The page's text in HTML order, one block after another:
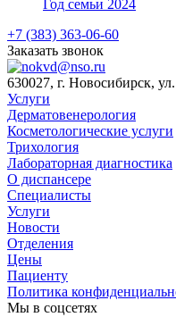
Год семьи 2024
+7 (383) 363-06-60
Заказать звонок
630027, г. Новосибирск,
Услуги
Дерматовенерология
Косметологические услуги
Трихология
Лабораторная диагностика
О диспансере
Специалисты
Услуги
Новости
Отделения
Цены
Пациенту
Политика
Мы в соцсетях